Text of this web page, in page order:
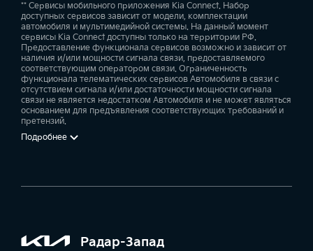
** Сервисы мобильного приложения Kia Connect. Набор
доступных сервисов зависит от модели, комплектации
автомобиля и мультимедийной системы. На данный момент
сервисы Kia Connect доступны только на территории РФ.
Предоставление функционала сервисов возможно и зависит от
наличия и/или мощности сигнала связи, предоставляемого
соответствующим оператором связи. Ограниченность
функционала телематических сервисов Автомобиля в связи с
отсутствием сигнала и/или достаточности мощности сигнала
связи не является недостатком Автомобиля и не может являться
основанием для предъявления соответствующих требований и
претензий.
Подробнее
Радар-Запад